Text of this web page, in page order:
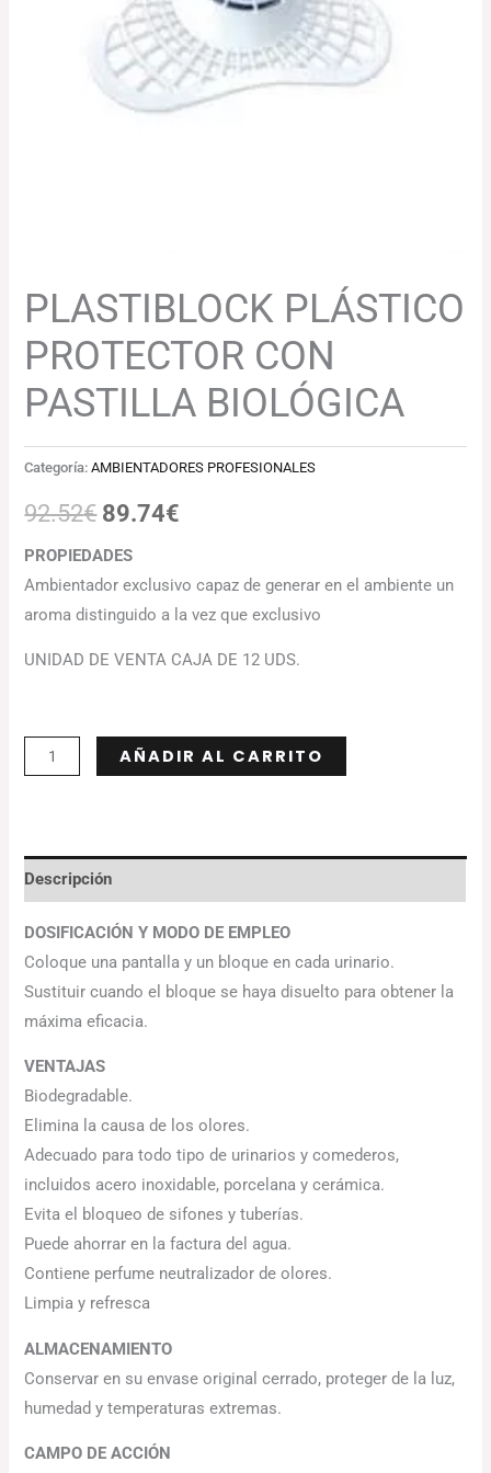
PLASTIBLOCK PLÁSTICO
PROTECTOR CON
PASTILLA BIOLÓGICA
Categoría:AMBIENTADORES PROFESIONALES
92.52€
92.52€.
89.74€
89.74€.
PROPIEDADES
Ambientador exclusivo capaz de generar en el ambiente un
aroma distinguido a la vez que exclusivo
UNIDAD DE VENTA CAJA DE 12 UDS.
AÑADIR AL CARRITO
Descripción
DOSIFICACIÓN Y MODO DE EMPLEO
Coloque una pantalla y un bloque en cada urinario.
Sustituir cuando el bloque se haya disuelto para obtener la
máxima eficacia.
VENTAJAS
Biodegradable.
Elimina la causa de los olores.
Adecuado para todo tipo de urinarios y comederos,
incluidos acero inoxidable, porcelana y cerámica.
Evita el bloqueo de sifones y tuberías.
Puede ahorrar en la factura del agua.
Contiene perfume neutralizador de olores.
Limpia y refresca
ALMACENAMIENTO
Conservar en su envase original cerrado, proteger de la luz,
humedad y temperaturas extremas.
CAMPO DE ACCIÓN